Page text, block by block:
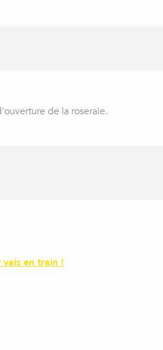
de la roseraie.
vais en train !